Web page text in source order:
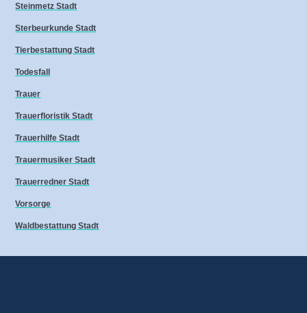
Steinmetz Stadt
Sterbeurkunde Stadt
Tierbestattung Stadt
Todesfall
Trauer
Trauerfloristik Stadt
Trauerhilfe Stadt
Trauermusiker Stadt
Trauerredner Stadt
Vorsorge
Waldbestattung Stadt